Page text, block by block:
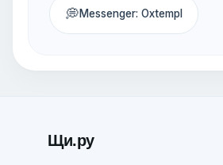
💭Messenger: Oxtempl
Щи.ру